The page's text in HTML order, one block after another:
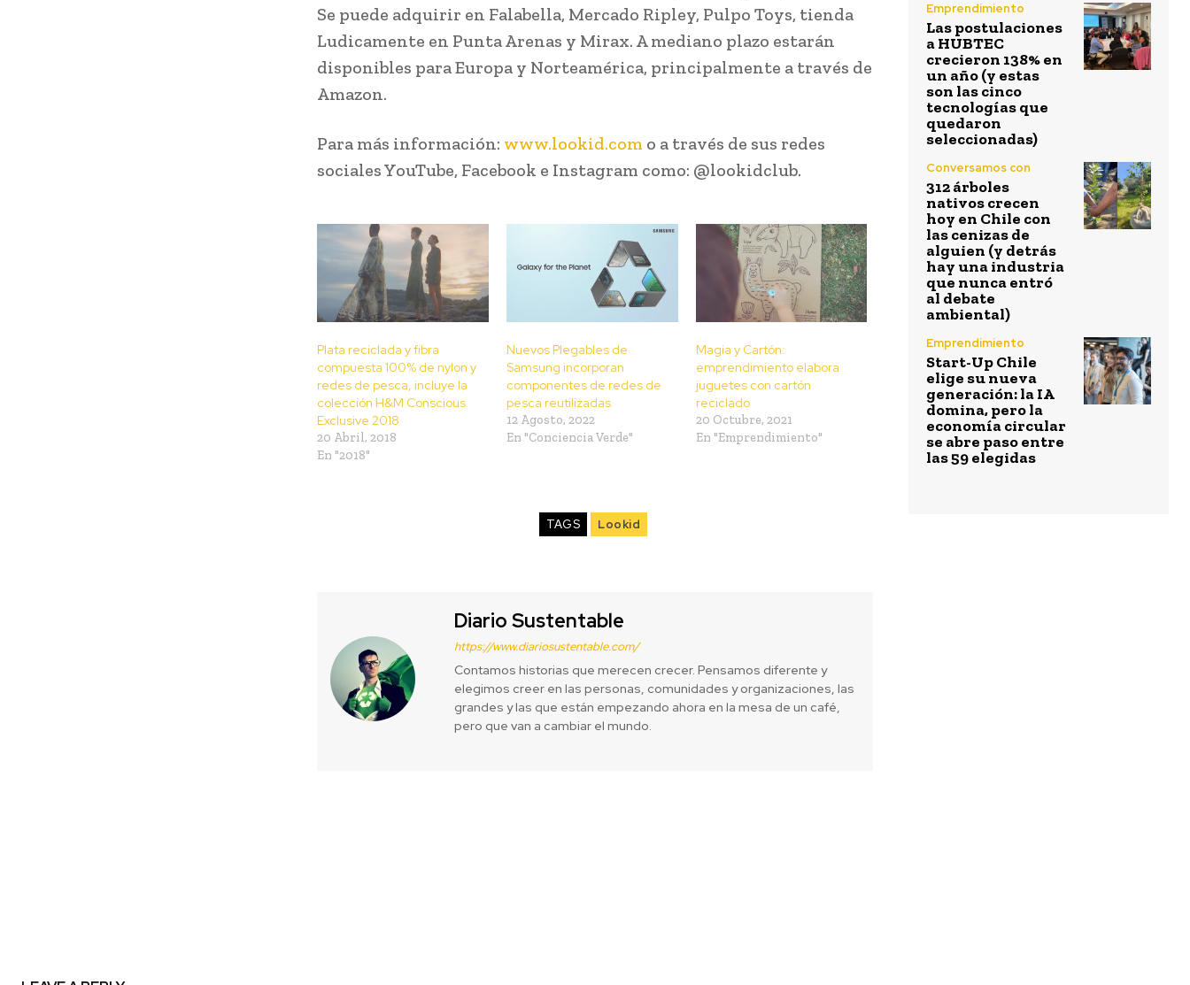
Se puede adquirir en Falabella, Mercado Ripley, Pulpo Toys, tienda
Ludicamente en Punta Arenas y Mirax. A mediano plazo estarán
disponibles para Europa y Norteamérica, principalmente a través de
Amazon.
Para más información: www.lookid.com o a través de sus redes
sociales YouTube, Facebook e Instagram como: @lookidclub.
Plata reciclada y fibra
compuesta 100% de nylon y
redes de pesca, incluye la
colección H&M Conscious
Exclusive 2018
20 Abril, 2018
En "2018"
Nuevos Plegables de
Samsung incorporan
componentes de redes de
pesca reutilizadas
12 Agosto, 2022
En "Conciencia Verde"
Magia y Cartón:
emprendimiento elabora
juguetes con cartón
reciclado
20 Octubre, 2021
En "Emprendimiento"
TAGS Lookid
Diario Sustentable
https://www.diariosustentable.com/
Contamos historias que merecen crecer. Pensamos diferente y
elegimos creer en las personas, comunidades y organizaciones, las
grandes y las que están empezando ahora en la mesa de un café,
pero que van a cambiar el mundo.
Emprendimiento
Las postulaciones
a HUBTEC
crecieron 138% en
un año (y estas
son las cinco
tecnologías que
quedaron
seleccionadas)
Conversamos con
312 árboles
nativos crecen
hoy en Chile con
las cenizas de
alguien (y detrás
hay una industria
que nunca entró
al debate
ambiental)
Emprendimiento
Start-Up Chile
elige su nueva
generación: la IA
domina, pero la
economía circular
se abre paso entre
las 59 elegidas